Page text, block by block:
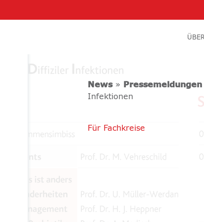
News» Pressemeldungen
Infektionen
Für Fachkreise